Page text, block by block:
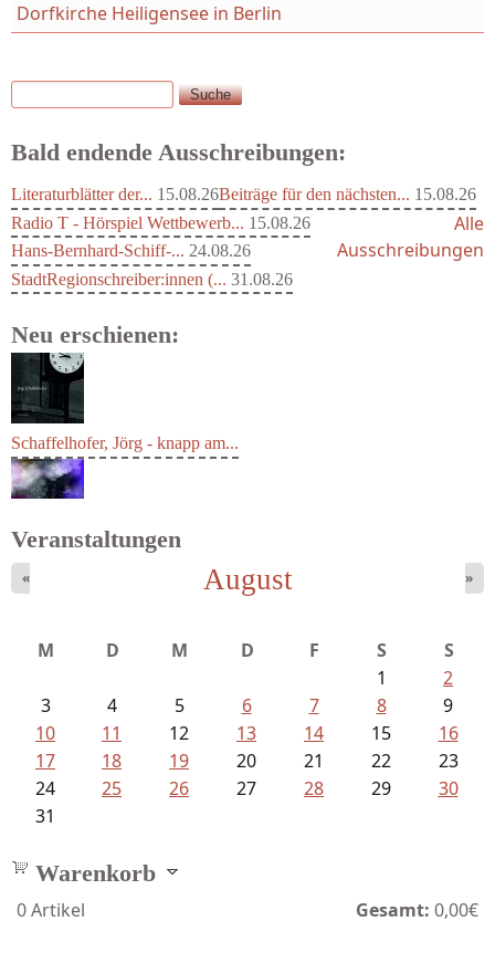
Dorfkirche Heiligensee in Berlin
Suchformular
Suche
Bald endende Ausschreibungen:
Literaturblätter der... 15.08.26Beiträge für den nächsten... 15.08.26
Radio T - Hörspiel Wettbewerb... 15.08.26
Hans-Bernhard-Schiff-... 24.08.26
StadtRegionschreiber:innen (... 31.08.26
Alle
Ausschreibungen
Neu erschienen:
Schaffelhofer, Jörg - knapp am...
Veranstaltungen
August
« »
M D M D F S
S
1
2
3
4 5 6 7 8
9
10
11 12 13 14 15
16
17
18 19 20 21 22
23
24
25 26 27 28 29
30
31
Warenkorb
0Artikel Gesamt: 0,00€